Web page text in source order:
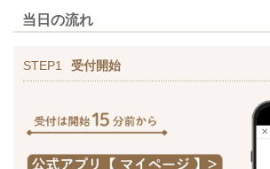
当日の流れ
STEP1 受付開始